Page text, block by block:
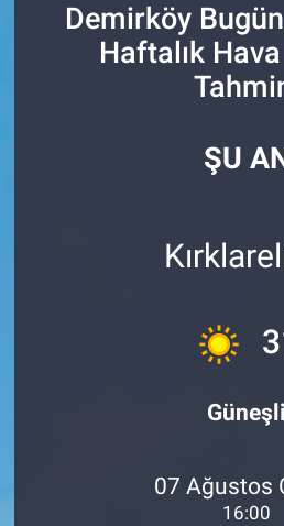
Demirköy
Haftalık
ŞU
Güneşli
07 Ağustos
16:00
Son Dakika Haberleri